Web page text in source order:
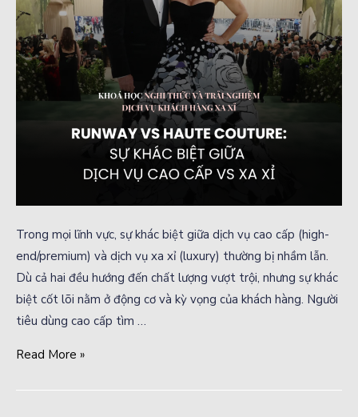
Trong mọi lĩnh vực, sự khác biệt giữa dịch vụ cao cấp (high-
end/premium) và dịch vụ xa xỉ (luxury) thường bị nhầm lẫn.
Dù cả hai đều hướng đến chất lượng vượt trội, nhưng sự khác
biệt cốt lõi nằm ở động cơ và kỳ vọng của khách hàng. Người
tiêu dùng cao cấp tìm …
Read More »